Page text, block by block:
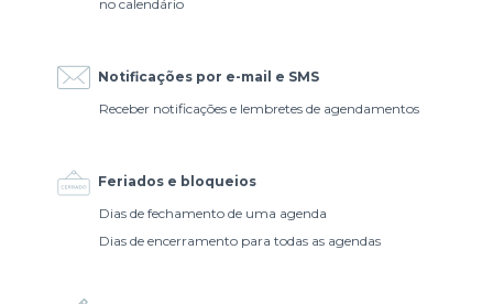
Notificações por e-mail e SMS
Receber notificações e lembretes de agendamentos
Feriados e bloqueios
Dias de fechamento de uma agenda
Dias de encerramento para todas as agendas